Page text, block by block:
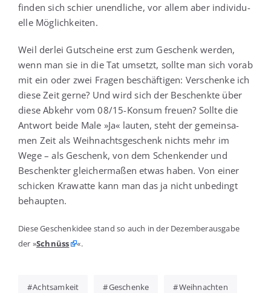
fin­den sich schier unend­li­che, vor allem aber indi­vi­du­
el­le Möglichkeiten.
Weil der­lei Gut­schei­ne erst zum Geschenk wer­den,
wenn man sie in die Tat umsetzt, soll­te man sich vor­ab
mit ein oder zwei Fra­gen beschäf­ti­gen: Ver­schen­ke ich
die­se Zeit ger­ne? Und wird sich der Beschenk­te über
die­se Abkehr vom 08/15-Kon­sum freu­en? Soll­te die
Ant­wort bei­de Male »Ja« lau­ten, steht der gemein­sa­
men Zeit als Weih­nachts­ge­schenk nichts mehr im
Wege – als Geschenk, von dem Schen­ken­der und
Beschenk­ter glei­cher­ma­ßen etwas haben. Von einer
schi­cken Kra­wat­te kann man das ja nicht unbe­dingt
behaupten.
Die­se Geschenk­idee stand so auch in der Dezem­ber­aus­ga­be
der »Schnüss «.
Achtsamkeit Geschenke Weihnachten